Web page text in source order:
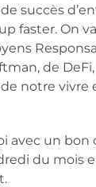
succès
faster. On
de
de notre vivre
avec un bon
du mois